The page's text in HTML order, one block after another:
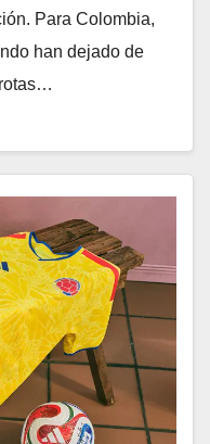
Para Colombia,
han dejado de